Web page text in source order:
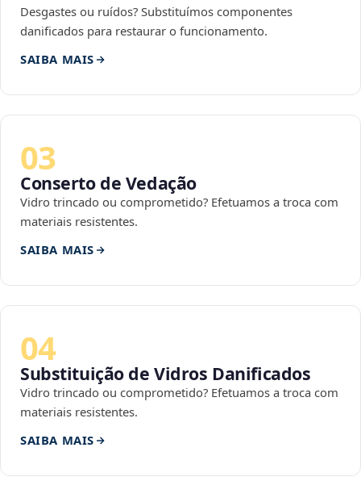
Desgastes ou ruídos? Substituímos componentes
danificados para restaurar o funcionamento.
SAIBA MAIS
03
Conserto de Vedação
Vidro trincado ou comprometido? Efetuamos a troca com
materiais resistentes.
SAIBA MAIS
04
Substituição de Vidros Danificados
Vidro trincado ou comprometido? Efetuamos a troca com
materiais resistentes.
SAIBA MAIS